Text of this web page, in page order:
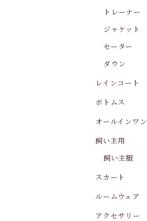
トレーナー
ジャケット
セーター
ダウン
レインコート
ボトムス
オールインワン
飼い主用
飼い主服
スカート
ルームウェア
アクセサリー